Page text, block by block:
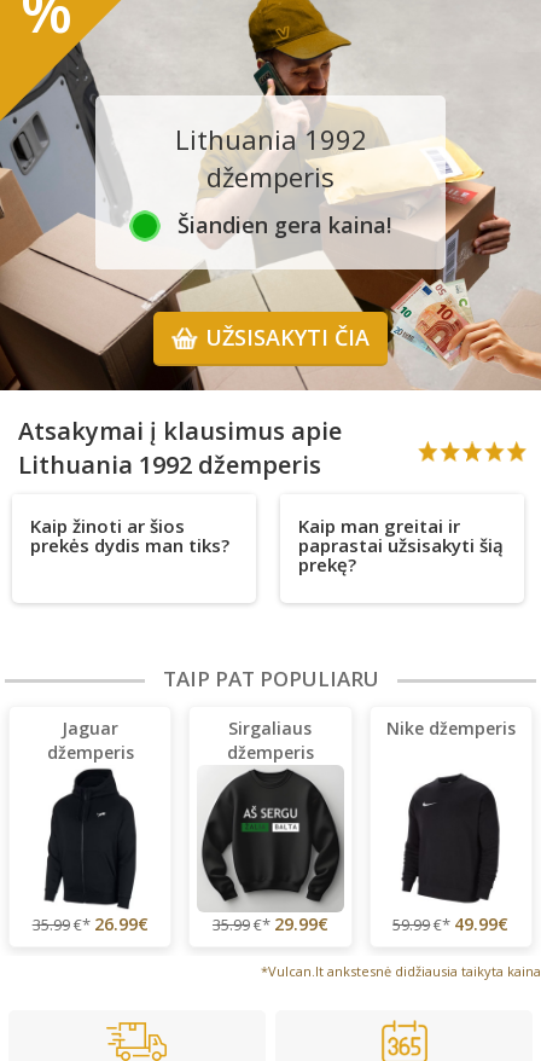
Lithuania 1992
džemperis
Šiandien gera kaina!
UŽSISAKYTI ČIA
Atsakymai į klausimus apie
Lithuania 1992 džemperis
Kaip žinoti ar šios
prekės dydis man tiks?
Kaip man greitai ir
paprastai užsisakyti šią
prekę?
TAIP PAT POPULIARU
Jaguar
džemperis
(lengvas)
35.99€* 26.99€
Sirgaliaus
džemperis
35.99€* 29.99€
Nike džemperis
59.99€* 49.99€
*Vulcan.lt ankstesnė didžiausia taikyta kaina